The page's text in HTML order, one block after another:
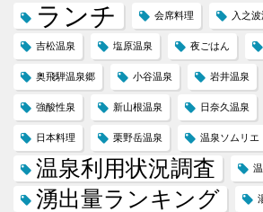
ランチ 会席料理 入之
吉松温泉 塩原温泉 夜ごはん
奥飛騨温泉郷 小谷温泉 岩井温泉
強酸性泉 新山根温泉 日奈久温泉
日本料理 栗野岳温泉 温泉ソムリエ
温泉利用状況調査
湧出量ランキング